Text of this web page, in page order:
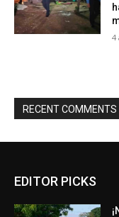
4
RECENT COMMENTS
EDITOR PICKS